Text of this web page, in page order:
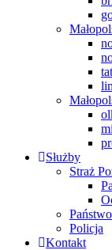
Służby
Straż
Policja
Kontakt